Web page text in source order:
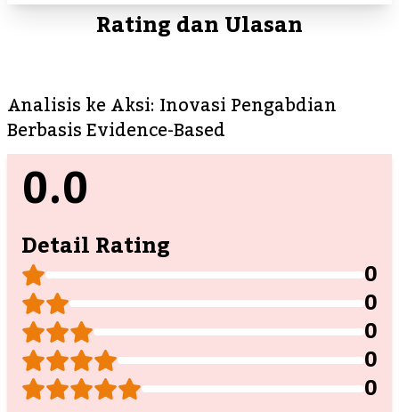
Rating dan Ulasan
Analisis ke Aksi: Inovasi Pengabdian
Berbasis Evidence-Based
0.0
Detail Rating
0
0
0
0
0